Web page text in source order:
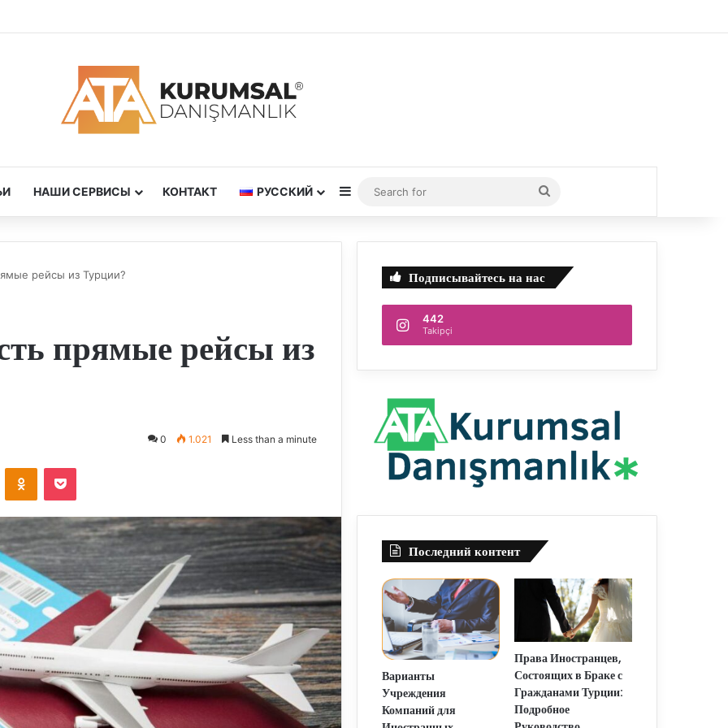
НАШИ СЕРВИСЫ КОНТАКТ РУССКИЙ Sidebar
Search
for
рейсы из Турции?
прямые рейсы из
0 1.021 Less than a minute
Подписывайтесь на нас
442
Takipçi
Последний контент
Варианты
Учреждения
Компаний для
Права Иностранцев,
Состоящих в Браке с
Гражданами Турции:
Подробное